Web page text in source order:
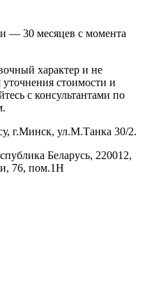
— 30 месяцев с момента
характер и не
стоимости и
с консультантами по
г.Минск, ул.М.Танка 30/2.
Беларусь, 220012,
76, пом.1Н